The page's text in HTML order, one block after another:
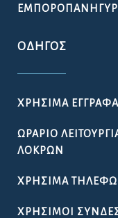
ΟΔΗΓΌΣ
ΧΡΉΣΙΜΑ ΈΓΓΡΑΦΑ
ΩΡΆΡΙΟ
ΛΟΚΡΏΝ
ΧΡΉΣΙΜΑ
ΧΡΉΣΙΜΟΙ